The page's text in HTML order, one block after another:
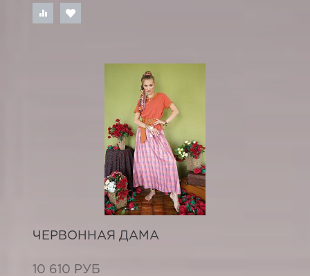
ЧЕРВОННАЯ ДАМА
10 610 РУБ